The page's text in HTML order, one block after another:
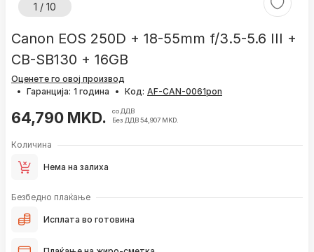
1 / 10
Canon EOS 250D + 18-55mm f/3.5-5.6 III +
CB-SB130 + 16GB
Оценете го овој производ
• Гаранција: 1 година • Код:
64,790 MKD.
со ДДВ
Без ДДВ 54,907 MKD.
Количина
Нема на залиха
Безбедно плаќање
Исплата во готовина